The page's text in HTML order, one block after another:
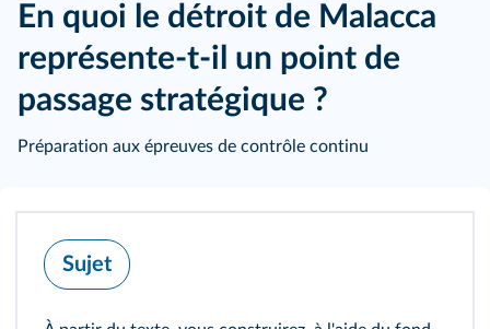
En quoi le détroit de Malacca
représente-t-il un point de
passage stratégique ?
Préparation aux épreuves de contrôle continu
Sujet